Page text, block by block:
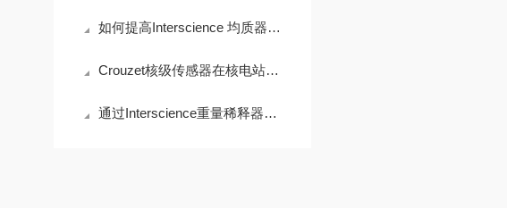
如何提高Interscience 均质器的样本回收率？
Crouzet核级传感器在核电站安全系统中的5大核心应用
通过Interscience重量稀释器简化您的实验流程